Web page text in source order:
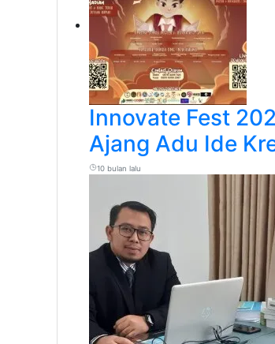
Innovate Fest
Ajang Adu Ide
10 bulan lalu